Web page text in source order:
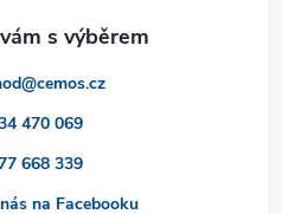
@cemos.cz
470 069
668 339
na Facebooku